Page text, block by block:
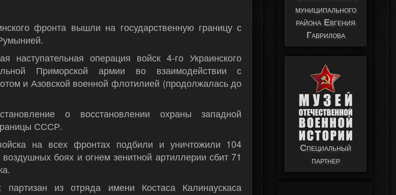
фронта вышли на государственную границу с
наступательная операция войск 4-го Украинского
Приморской армии во взаимодействии с
и Азовской военной флотилией (продолжалась до
о восстановлении охраны западной
СССР.
на всех фронтах подбили и уничтожили 104
боях и огнем зенитной артиллерии сбит 71
партизан из отряда имени Костаса Калинаускаса
муниципального
района Евгения
Гаврилова
Специальный
партнер